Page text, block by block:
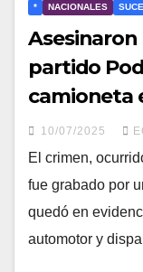
* NACIONALES
partido
camioneta
10/07/2025
El crimen,
fue grabado por
quedó en
automotor y